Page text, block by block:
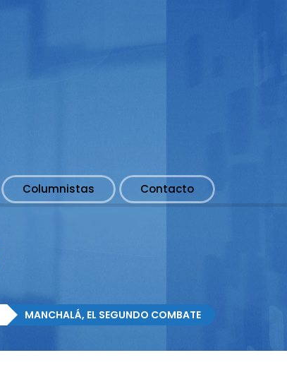
Columnistas Contacto
MANCHALÁ, EL SEGUNDO COMBATE